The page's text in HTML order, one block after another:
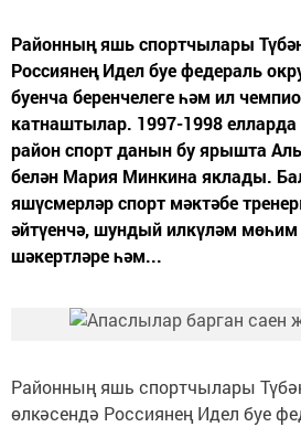
Районның яшь спортчылары
Россиянең Идел буе федераль
буенча беренчелеге һәм ил
катнаштылар. 1997-1998
район спорт данын бу ярышта
белән Мария Минкина яклады.
яшүсмерләр спорт мәктәбе
әйтүенчә, шундый илкүләм
шәкертләре һәм...
Районның яшь спортчылары
өлкәсендә Россиянең Идел буе